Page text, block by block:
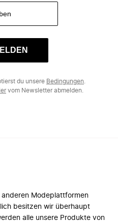
du unsere Bedingungen
vom Newsletter abmelden.
anderen Modeplattformen
besitzen wir überhaupt
alle unsere Produkte von